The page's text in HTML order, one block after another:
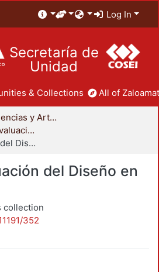
Log In
Secretaría de
Unidad
& Collections All of
División de Ciencias y Artes para el Diseño
Departamento de Evaluación del Diseño en el Tiempo
Libros - Evaluación del Diseño en el Tiempo
del Diseño en
collection
352